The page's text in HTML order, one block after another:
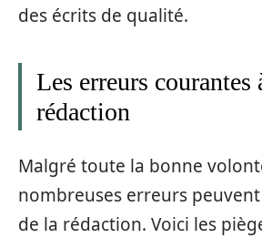
des écrits de qualité.
Les erreurs courantes
rédaction
Malgré toute la bonne
nombreuses erreurs
de la rédaction. Voici les